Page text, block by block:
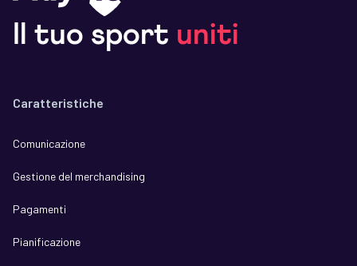
Il tuo sport uniti
Caratteristiche
Comunicazione
Gestione del merchandising
Pagamenti
Pianificazione